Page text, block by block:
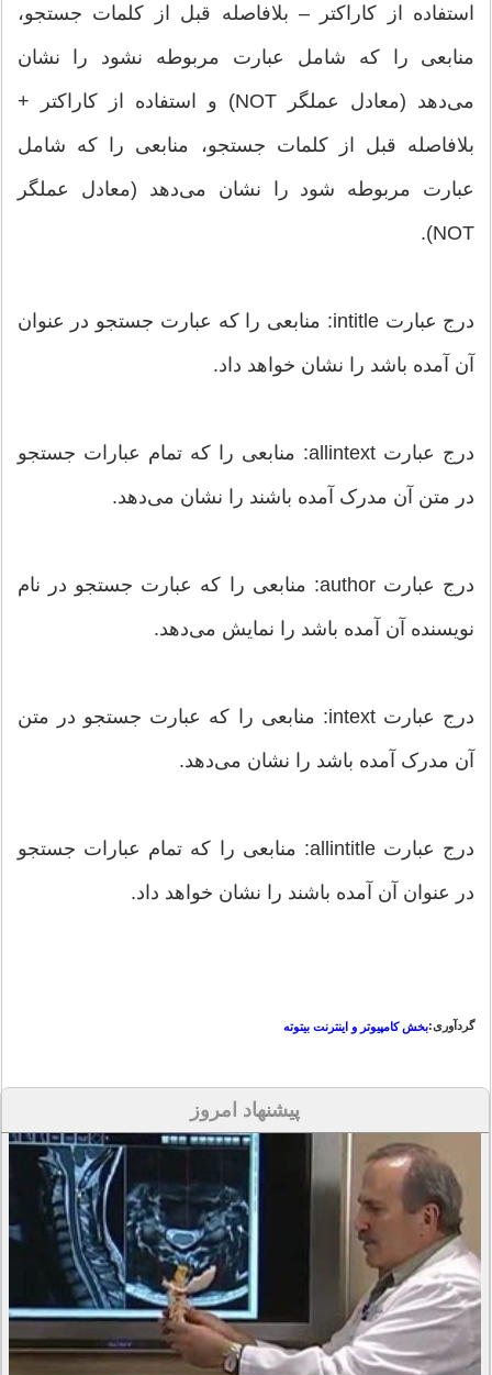
استفاده از کاراکتر – بلافاصله قبل از کلمات جستجو،
منابعی را که شامل عبارت مربوطه نشود را نشان
می‌دهد (معادل عملگر NOT) و استفاده از کاراکتر +
بلافاصله قبل از کلمات جستجو، منابعی را که شامل
عبارت مربوطه شود را نشان می‌دهد (معادل عملگر
NOT).
درج عبارت intitle: منابعی را که عبارت جستجو در عنوان
آن آمده باشد را نشان خواهد داد.
درج عبارت allintext: منابعی را که تمام عبارات جستجو
در متن آن مدرک آمده باشند را نشان می‌دهد.
درج عبارت author: منابعی را که عبارت جستجو در نام
نویسنده آن آمده باشد را نمایش می‌دهد.
درج عبارت intext: منابعی را که عبارت جستجو در متن
آن مدرک آمده باشد را نشان می‌دهد.
درج عبارت allintitle: منابعی را که تمام عبارات جستجو
در عنوان آن آمده باشند را نشان خواهد داد.
گردآوری:بخش کامپیوتر و اینترنت بیتوته
پیشنهاد امروز